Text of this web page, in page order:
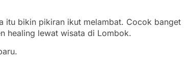
itu bikin pikiran ikut melambat. Cocok banget
healing lewat wisata di Lombok.